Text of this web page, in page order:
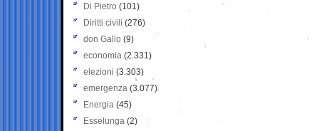
Di Pietro (101)
Diritti civili (276)
don Gallo (9)
economia (2.331)
elezioni (3.303)
emergenza (3.077)
Energia (45)
Esselunga (2)